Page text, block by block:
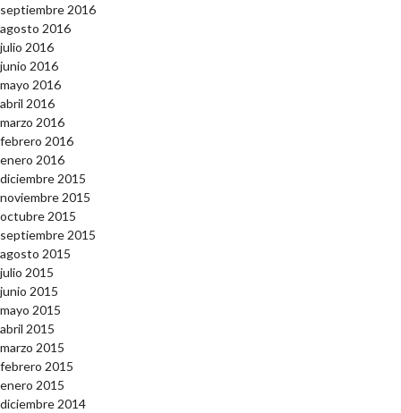
septiembre 2016
agosto 2016
julio 2016
junio 2016
mayo 2016
abril 2016
marzo 2016
febrero 2016
enero 2016
diciembre 2015
noviembre 2015
octubre 2015
septiembre 2015
agosto 2015
julio 2015
junio 2015
mayo 2015
abril 2015
marzo 2015
febrero 2015
enero 2015
diciembre 2014